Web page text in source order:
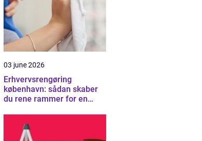
03 june 2026
Erhvervsrengøring
københavn: sådan skaber
du rene rammer for en